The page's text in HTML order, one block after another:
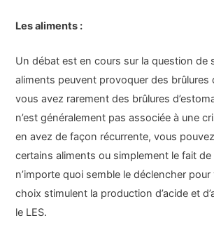
Les aliments :
Un débat est en cours sur la question de
aliments peuvent provoquer des brûlures
vous avez rarement des brûlures
n’est généralement pas associée à une
en avez de façon récurrente, vous
certains aliments ou simplement le fait
n’importe quoi semble le déclencher
choix stimulent la production d’acide et
le LES.